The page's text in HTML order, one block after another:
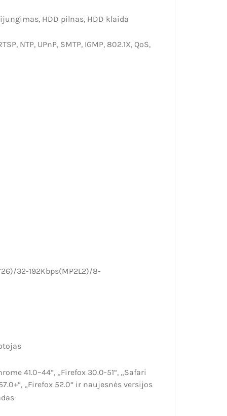
HDD pilnas, HDD klaida
NTP, UPnP, SMTP, IGMP, 802.1X, QoS,
32-192Kbps(MP2L2)/8-
41.0–44“, „Firefox 30.0-51“, „Safari
„Firefox 52.0“ ir naujesnės versijos